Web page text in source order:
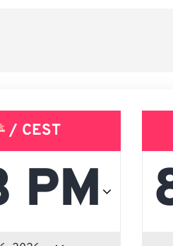
/ CEST